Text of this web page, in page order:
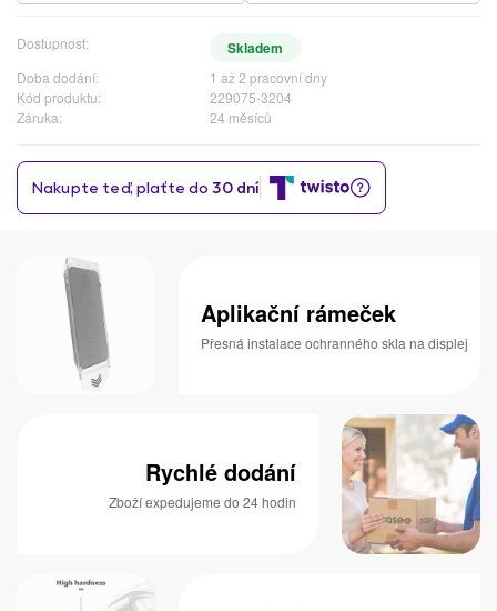
Dostupnost: Skladem
Doba dodání:
1 až 2 pracovní dny
Kód produktu:
229075-3204
Záruka:
24 měsíců
Aplikační rámeček
Přesná instalace ochranného skla na displej
Rychlé dodání
Zboží expedujeme do 24 hodin